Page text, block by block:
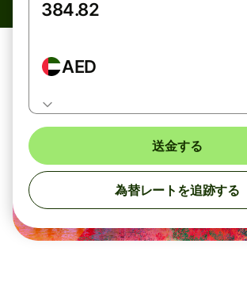
AED
送金する
為替レートを追跡する